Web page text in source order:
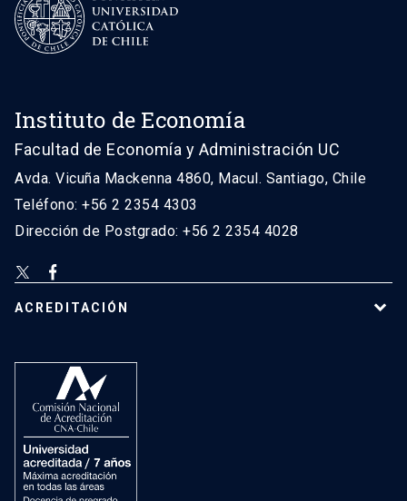
Instituto de Economía
Facultad de Economía y Administración UC
Avda. Vicuña Mackenna 4860, Macul. Santiago, Chile
Teléfono: +56 2 2354 4303
Dirección de Postgrado: +56 2 2354 4028
ACREDITACIÓN